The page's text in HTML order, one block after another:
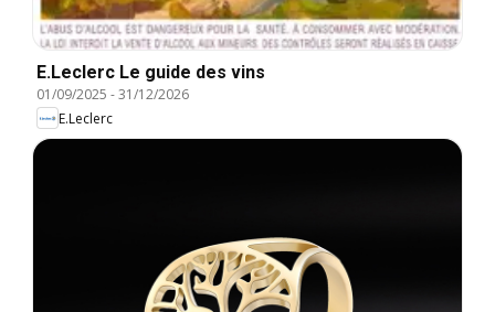
E.Leclerc Le guide des vins
01/09/2025 -31/12/2026
E.Leclerc